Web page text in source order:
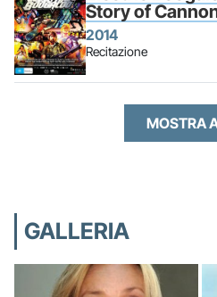
Story of
2014
Recitazione
MOSTRA
GALLERIA